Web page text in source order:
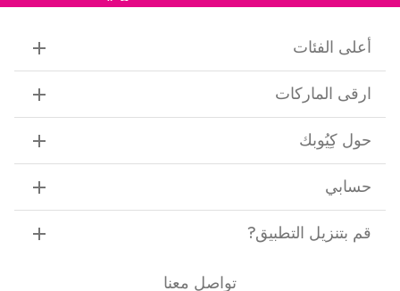
أعلى الفئات
ارقى الماركات
حول كِيُوبك
حسابي
قم بتنزيل التطبيق?
تواصل معنا